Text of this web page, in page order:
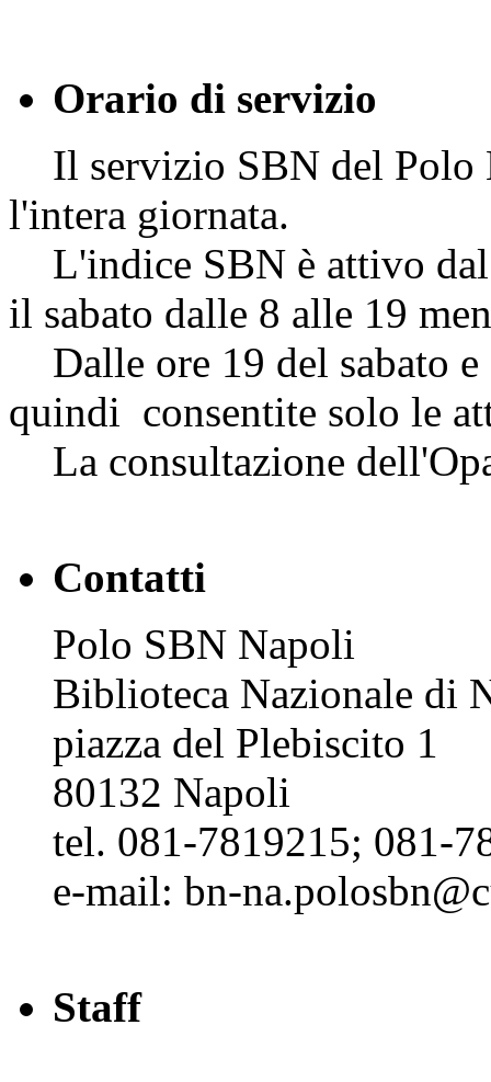
Orario di servizio
Il servizio SBN del Polo
l'intera giornata.
L'indice SBN è attivo
il sabato dalle 8 alle 19
Dalle ore 19 del sabato
quindi consentite solo le
La consultazione
Contatti
Polo SBN Napoli
Biblioteca Nazionale di
piazza del Plebiscito 1
80132 Napoli
tel. 081-7819215; 081-
e-mail: bn-
Staff